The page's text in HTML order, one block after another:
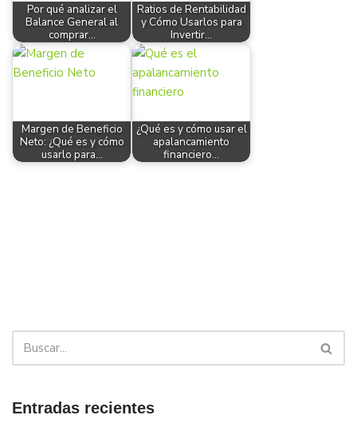
Por qué analizar el
Balance General al
comprar…
Ratios de Rentabilidad
y Cómo Usarlos para
Invertir…
Margen de Beneficio
Neto: ¿Qué es y cómo
usarlo para…
¿Qué es y cómo usar el
apalancamiento
financiero…
Entradas recientes